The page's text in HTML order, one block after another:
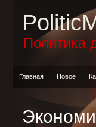
Политика
Главная Новое